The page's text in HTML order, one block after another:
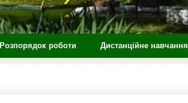
Розпорядок роботи Дистанційне навчання